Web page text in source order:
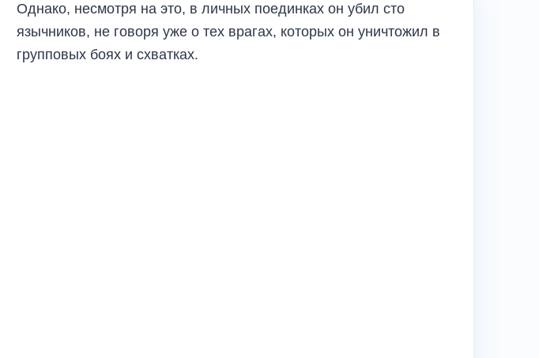
Однако, несмотря на это, в личных поединках он убил сто
язычников, не говоря уже о тех врагах, которых он уничтожил в
групповых боях и схватках.